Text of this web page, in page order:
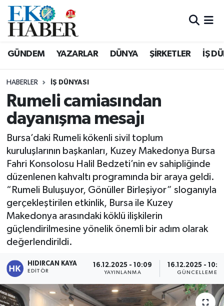
GÜNDEM YAZARLAR DÜNYA ŞİRKETLER İŞ
HABERLER İŞ DÜNYASI
Rumeli camiasından
dayanışma mesajı
Bursa’daki Rumeli kökenli sivil toplum
kuruluşlarının başkanları, Kuzey Makedonya Bursa
Fahri Konsolosu Halil Bedzeti’nin ev sahipliğinde
düzenlenen kahvaltı programında bir araya geldi.
“Rumeli Buluşuyor, Gönüller Birleşiyor” sloganıyla
gerçekleştirilen etkinlik, Bursa ile Kuzey
Makedonya arasındaki köklü ilişkilerin
güçlendirilmesine yönelik önemli bir adım olarak
değerlendirildi.
HIDIRCAN KAYA
EDITÖR
16.12.2025 - 10:09
YAYINLANMA
16.12.2025 -
GÜNCELLEME
Hava Durumu
Tüm Manşetler
Son Dakika Haberleri
Haber Arşivi